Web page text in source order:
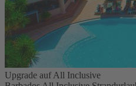
Upgrade auf All Inclusive